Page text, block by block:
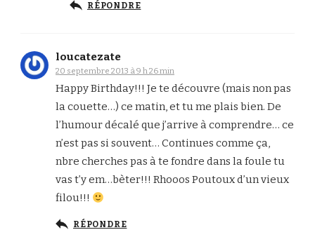
RÉPONDRE
loucatezate
20 septembre 2013 à 9 h 26 min
Happy Birthday!!! Je te découvre (mais non pas
la couette…) ce matin, et tu me plais bien. De
l’humour décalé que j’arrive à comprendre… ce
n’est pas si souvent… Continues comme ça,
nbre cherches pas à te fondre dans la foule tu
vas t’y em…bèter!!! Rhooos Poutoux d’un vieux
filou!!!
RÉPONDRE